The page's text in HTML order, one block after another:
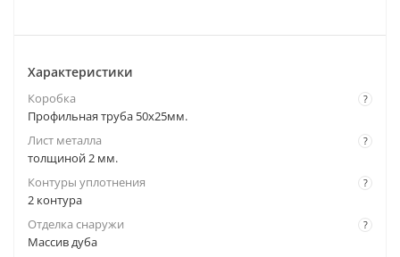
Характеристики
?
Коробка
Профильная труба 50х25мм.
?
Лист металла
толщиной 2 мм.
?
Контуры уплотнения
2 контура
?
Отделка снаружи
Массив дуба